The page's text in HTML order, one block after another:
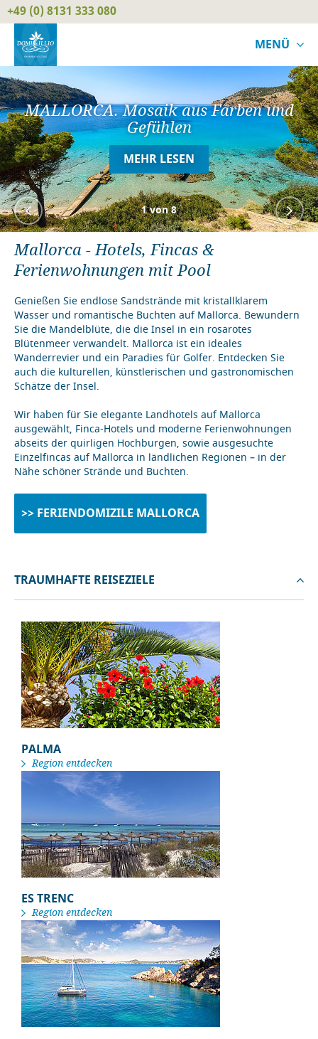
+49 (0) 8131 333 080
MENÜ
MALLORCA. Mosaik aus Farben und
Gefühlen
MEHR LESEN
1von 8
Mallorca - Hotels, Fincas &
Ferienwohnungen mit Pool
Genießen Sie endlose Sandstrände mit kristallklarem
Wasser und romantische Buchten auf Mallorca. Bewundern
Sie die Mandelblüte, die die Insel in ein rosarotes
Blütenmeer verwandelt. Mallorca ist ein ideales
Wanderrevier und ein Paradies für Golfer. Entdecken Sie
auch die kulturellen, künstlerischen und gastronomischen
Schätze der Insel.
Wir haben für Sie elegante Landhotels auf Mallorca
ausgewählt, Finca-Hotels und moderne Ferienwohnungen
abseits der quirligen Hochburgen, sowie ausgesuchte
Einzelfincas auf Mallorca in ländlichen Regionen – in der
Nähe schöner Strände und Buchten.
>> FERIENDOMIZILE MALLORCA
TRAUMHAFTE REISEZIELE
PALMA
Region entdecken
ES TRENC
Region entdecken